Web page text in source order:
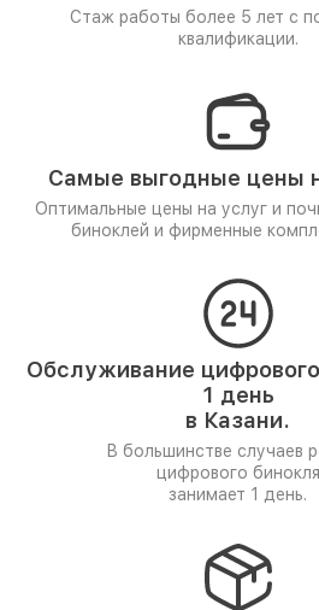
Стаж работы более 5 лет с
квалификации.
Самые выгодные цены
Оптимальные цены на услуг и
биноклей и фирменные
Обслуживание
1 день
в Казани.
В большинстве случаев
цифрового бинокля
занимает 1 день.